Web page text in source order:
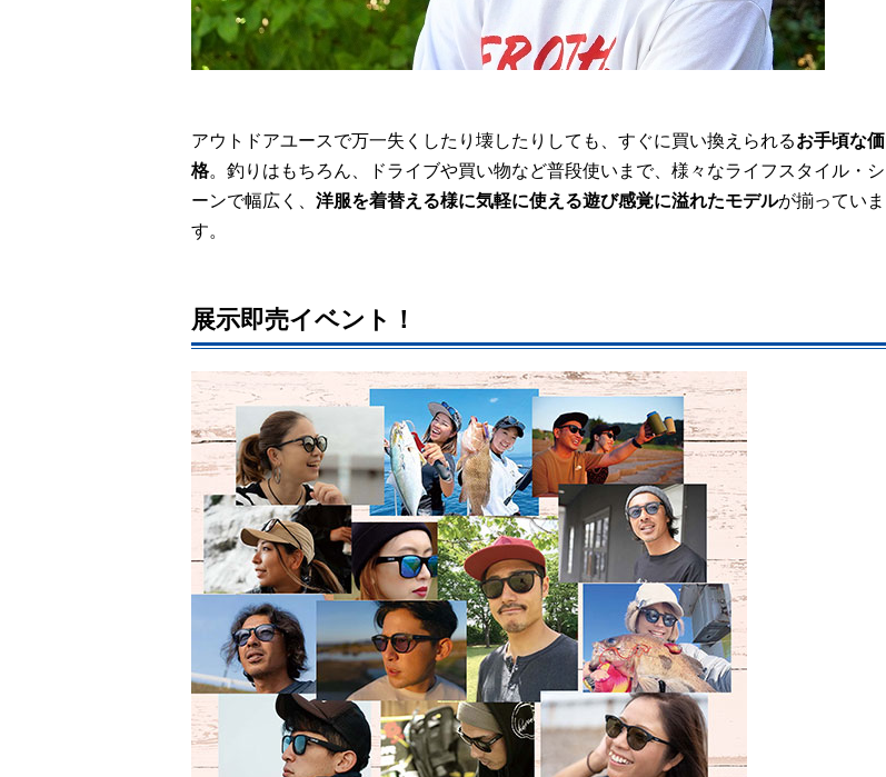
アウトドアユースで万一失くしたり壊したりしても、すぐに買い換えられるお手頃な価
格。釣りはもちろん、ドライブや買い物など普段使いまで、様々なライフスタイル・シ
ーンで幅広く、 洋服を着替える様に気軽に使える遊び感覚に溢れたモデルが揃っていま
す。
展示即売イベント！